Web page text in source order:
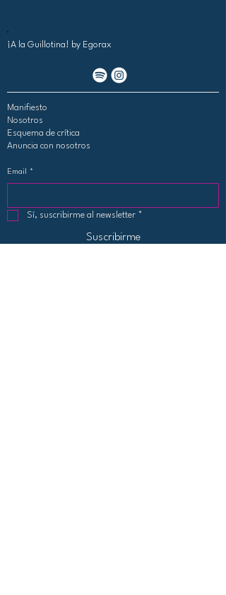
¡A la Guillotina! by Egorax
Manifiesto
Nosotros
Esquema de crítica
Anuncia con nosotros
Email *
Sí, suscribirme al newsletter *
Suscribirme